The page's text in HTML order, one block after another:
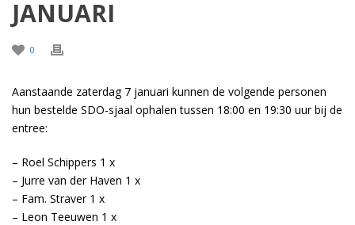
JANUARI
0
Aanstaande zaterdag 7 januari kunnen de volgende personen
hun bestelde SDO-sjaal ophalen tussen 18:00 en 19:30 uur bij de
entree:
– Roel Schippers 1 x
– Jurre van der Haven 1 x
– Fam. Straver 1 x
– Leon Teeuwen 1 x